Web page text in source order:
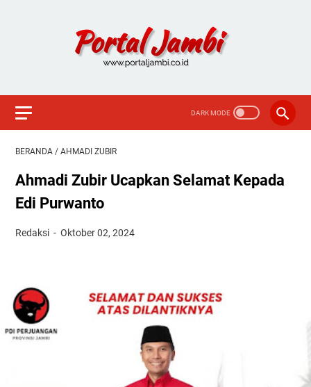
BERANDA / AHMADI ZUBIR
Ahmadi Zubir Ucapkan Selamat Kepada
Edi Purwanto
Redaksi Oktober 02, 2024